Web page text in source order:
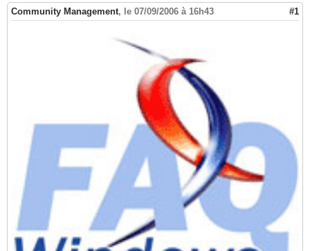
Community Management, le 07/09/2006 à 16h43 #1